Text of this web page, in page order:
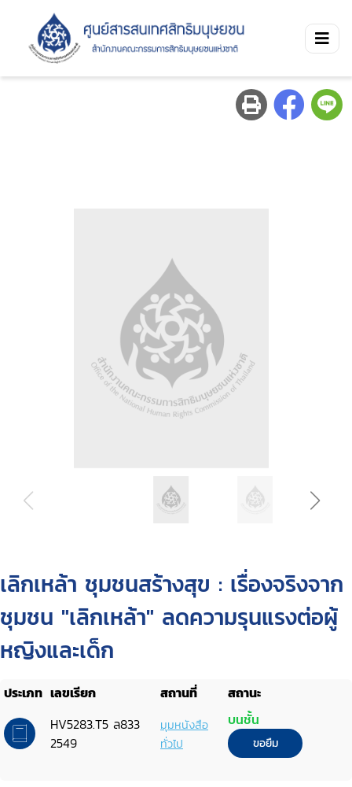
เลิกเหล้า ชุมชนสร้างสุข : เรื่องจริงจาก
ชุมชน "เลิกเหล้า" ลดความรุนแรงต่อผู้
หญิงและเด็ก
ประเภท เลขเรียก สถานที่
สถานะ
HV5283.T5 ล833
2549
มุมหนังสือ
ทั่วไป
บนชั้น
ขอยืม